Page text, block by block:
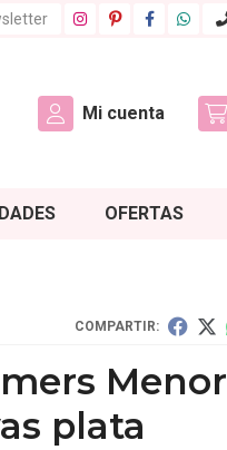
Mi cuenta
OFERTAS
COMPARTIR:
plata